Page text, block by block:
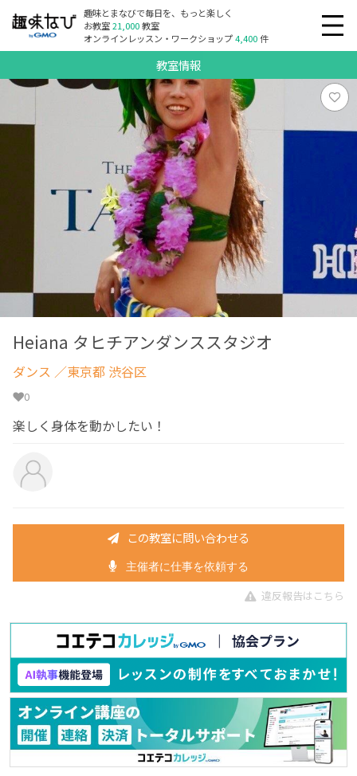
趣味とまなびで毎日を、もっと楽しく
お教室21,000教室
オンラインレッスン・ワークショップ4,400件
教室情報
Heiana タヒチアンダンススタジオ
ダンス ／東京都 渋谷区
0
楽しく身体を動かしたい！
この教室に問い合わせる
主催者に仕事を依頼する
違反報告はこちら